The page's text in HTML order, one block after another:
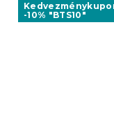
-10% "BTS10"